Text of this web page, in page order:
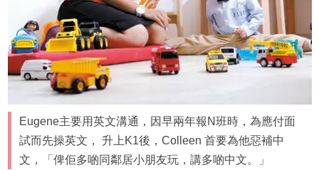
Eugene主要用英文溝通，因早兩年報N班時，為應付面
試而先操英文， 升上K1後，Colleen 首要為他惡補中
文，「俾佢多啲同鄰居小朋友玩，講多啲中文。」